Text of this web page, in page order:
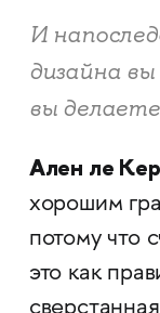
И
дизайна
вы
Ален ле
хорошим
потому что
это как